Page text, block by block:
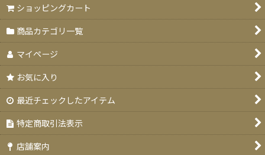
デッキ販売
プロモカード
ドン！！カード
未開封品
エクストラブースター EGGHEAD CRISIS(エッグヘッドクライシ
ショッピングカート
商品カテゴリ一覧
マイページ
お気に入り
最近チェックしたアイテム
特定商取引法表示
店舗案内